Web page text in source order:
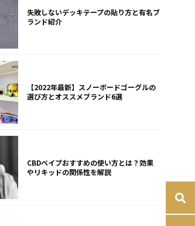
失敗しないデッキテープの貼り方と有名ブ
ランド紹介
【2022年最新】スノーボードゴーグルの
選び方とオススメブランド6選
CBDベイプおすすめの使い方とは？効果
やリキッドの関係性を解説